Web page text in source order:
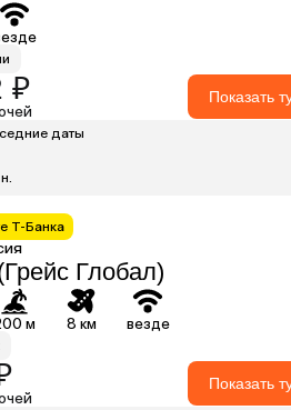
₽ Показать
даты
Т-Банка
Глобал)
м 8 км везде
Показать